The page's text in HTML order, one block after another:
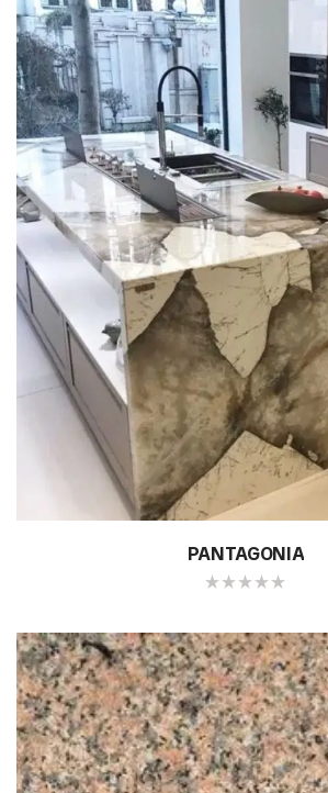
PANTAGONIA